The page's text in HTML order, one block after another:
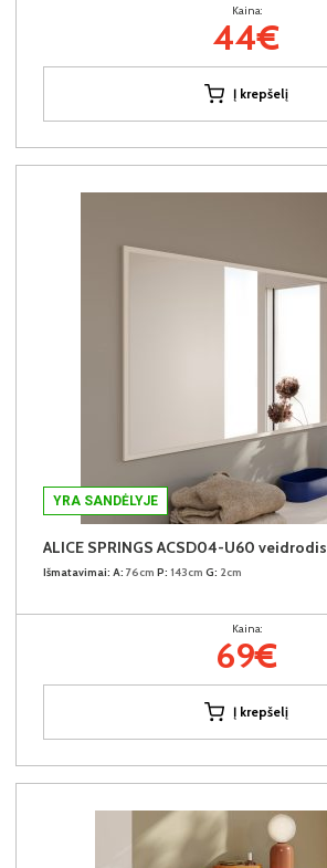
Kaina:
44€
Į krepšelį
YRA SANDĖLYJE
ALICE SPRINGS ACSD04-U60 veidrodis
Išmatavimai: A: 76cm P: 143cm G: 2cm
Kaina:
69€
Į krepšelį